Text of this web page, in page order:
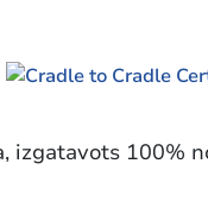
izgatavots 100%